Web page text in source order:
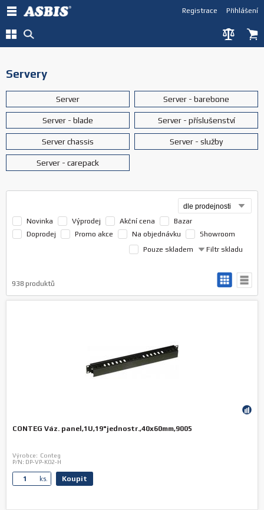
Přihlášení
Registrace
Servery
Server Server - barebone
Server - blade Server - příslušenství
Server chassis Server - služby
Server - carepack
Novinka Výprodej Akční cena
Bazar
Doprodej
Promo akce Na objednávku
Showroom
Filtr skladu
Pouze skladem
938 produktů
CONTEG Váz. panel,1U,19"jednostr.,40x60mm,9005
Výrobce: Conteg
P/N: DP-VP-K02-H
ks. Koupit